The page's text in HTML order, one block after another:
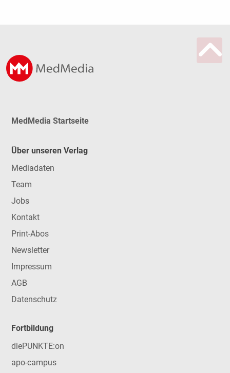
MedMedia Startseite
Über unseren Verlag
Mediadaten
Team
Jobs
Kontakt
Print-Abos
Newsletter
Impressum
AGB
Datenschutz
Fortbildung
diePUNKTE:on
apo-campus